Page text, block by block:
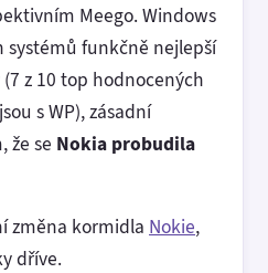
Meego. Windows
systémů funkčně nejlepší
z 10 top hodnocených
s WP), zásadní
že se Nokia probudila
změna kormidla Nokie,
dříve.